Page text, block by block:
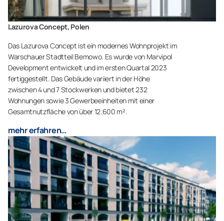
Lazurova Concept, Polen
Das Lazurova Concept ist ein modernes Wohnprojekt im
Warschauer Stadtteil Bemowo. Es wurde von Marvipol
Development entwickelt und im ersten Quartal 2023
fertiggestellt. Das Gebäude variiert in der Höhe
zwischen 4 und 7 Stockwerken und bietet 232
Wohnungen sowie 3 Gewerbeeinheiten mit einer
Gesamtnutzfläche von über 12.600 m².
mehr erfahren…